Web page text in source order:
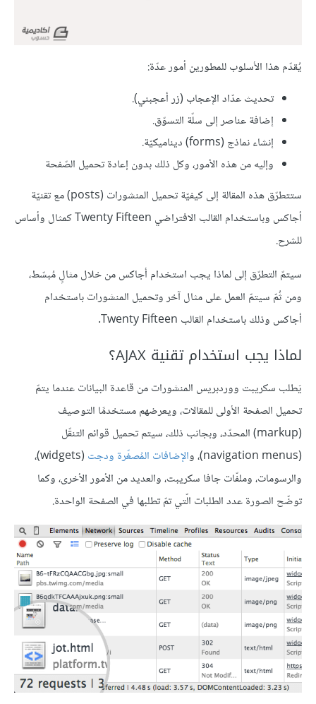
يُقدّم هذا الأسلوب للمطورين أمور عدّة:
تحديث عدّاد الإعجاب (زر أعجبني).
إضافة عناصر إلى سلّة التسوّق.
إنشاء نماذج (forms) ديناميكيّة.
وإليه من هذه الأمور، وكل ذلك بدون إعادة تحميل الصّفحة
ستتطرّق هذه المقالة إلى كيفيّة تحميل المنشورات (posts) مع تقنيّة
أجاكس وباستخدام القالب الافتراضي Twenty Fifteen كمثال وأساس
للشرح.
سيتمّ التطرّق إلى لماذا يجب استخدام أجاكس من خلال مثالٍ مُبسّط،
ومن ثُمّ سيتمّ العمل على مثال آخر وتحميل المنشورات باستخدام
أجاكس وذلك باستخدام القالب Twenty Fifteen.
لماذا يجب استخدام تقنية AJAX؟
يَطلب سكريبت ووردبريس المنشورات من قاعدة البيانات عندما يتمّ
تحميل الصفحة الأولى للمقالات، ويعرضهم مستخدمًا التوصيف
(markup) المحدّد، وبجانب ذلك، سيتم تحميل قوائم التنقّل
(navigation menus)، و
الإضافات المُصغّرة ودجت
(widgets)،
والرسومات، وملفّات جافا سكريبت، والعديد من الأمور الأخرى، وكما
توضّح الصورة عدد الطلبات الّتي تمّ تطلبها في الصفحة الواحدة.